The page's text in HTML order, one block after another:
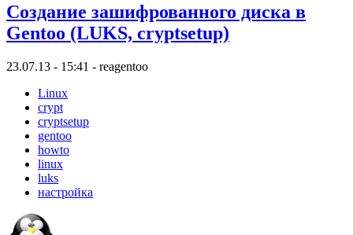
Создание зашифрованного диска в
Gentoo (LUKS, cryptsetup)
23.07.13 - 15:41 - reagentoo
Linux
crypt
cryptsetup
gentoo
howto
linux
luks
настройка